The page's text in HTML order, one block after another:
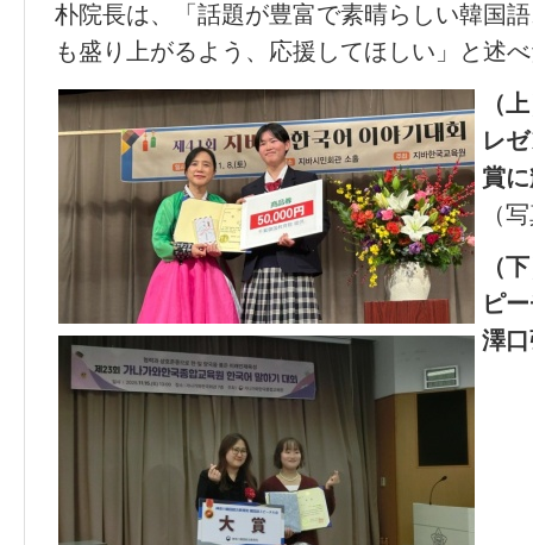
朴院長は、「話題が豊富で素晴らしい韓国
も盛り上がるよう、応援してほしい」と述
（
レ
賞
（
（
ピ
澤